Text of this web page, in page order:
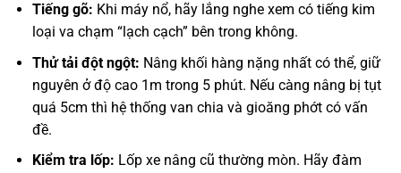
Tiếng gõ: Khi máy nổ, hãy lắng nghe xem có tiếng kim
loại va chạm “lạch cạch” bên trong không.
Thử tải đột ngột: Nâng khối hàng nặng nhất có thể, giữ
nguyên ở độ cao 1m trong 5 phút. Nếu càng nâng bị tụt
quá 5cm thì hệ thống van chia và gioăng phớt có vấn
đề.
Kiểm tra lốp: Lốp xe nâng cũ thường mòn. Hãy đàm